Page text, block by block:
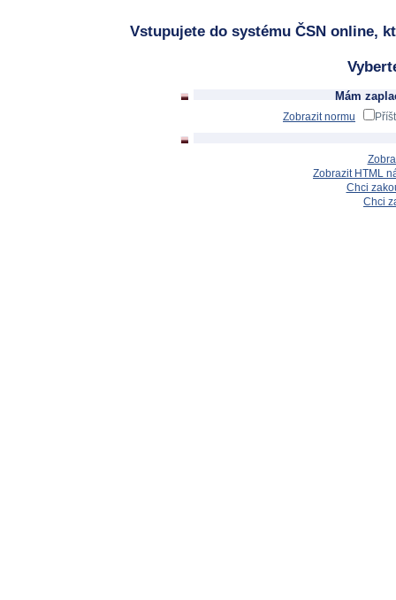
Vstupujete do systému ČSN online,
Mám
Zobrazit normu
Zobrazit HTML
Chci
Chci